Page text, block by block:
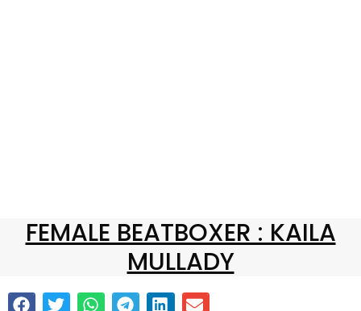
FEMALE BEATBOXER : KAILA
MULLADY